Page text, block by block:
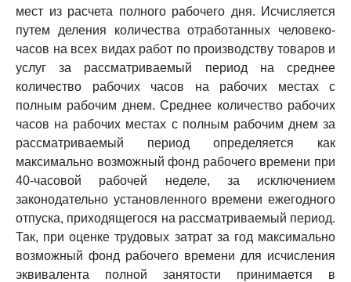
мест из расчета полного рабочего дня. Исчисляется
путем деления количества отработанных человеко-
часов на всех видах работ по производству товаров и
услуг за рассматриваемый период на среднее
количество рабочих часов на рабочих местах с
полным рабочим днем. Среднее количество рабочих
часов на рабочих местах с полным рабочим днем за
рассматриваемый период определяется как
максимально возможный фонд рабочего времени при
40-часовой рабочей неделе, за исключением
законодательно установленного времени ежегодного
отпуска, приходящегося на рассматриваемый период.
Так, при оценке трудовых затрат за год максимально
возможный фонд рабочего времени для исчисления
эквивалента полной занятости принимается в